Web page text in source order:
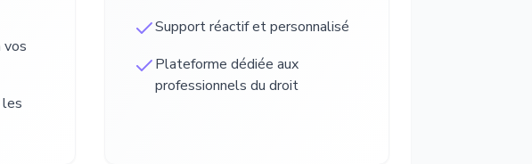
vos
Support réactif et personnalisé
Plateforme dédiée aux
professionnels du droit